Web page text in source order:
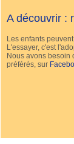
A découvrir :
Les enfants
L'essayer, c'est
Nous avons besoin
préférés, sur